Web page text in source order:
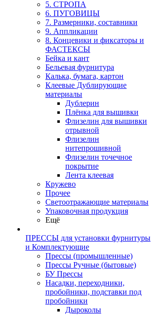
5. СТРОПА
6. ПУГОВИЦЫ
7. Размерники, составники
9. Аппликации
8. Концевики и фиксаторы и
ФАСТЕКСЫ
Бейка и кант
Бельевая фурнитура
Калька, бумага, картон
Клеевые Дублирующие
материалы
Дублерин
Плёнка для вышивки
Флизелин для вышивки
отрывной
Флизелин
нитепрошивной
Флизелин точечное
покрытие
Лента клеевая
Кружево
Прочее
Светоотражающие материалы
Упаковочная продукция
Ещё
ПРЕССЫ для установки фурнитуры
и Комплектующие
Прессы (промышленные)
Прессы Ручные (бытовые)
БУ Прессы
Насадки, переходники,
пробойники, подставки под
пробойники
Дыроколы